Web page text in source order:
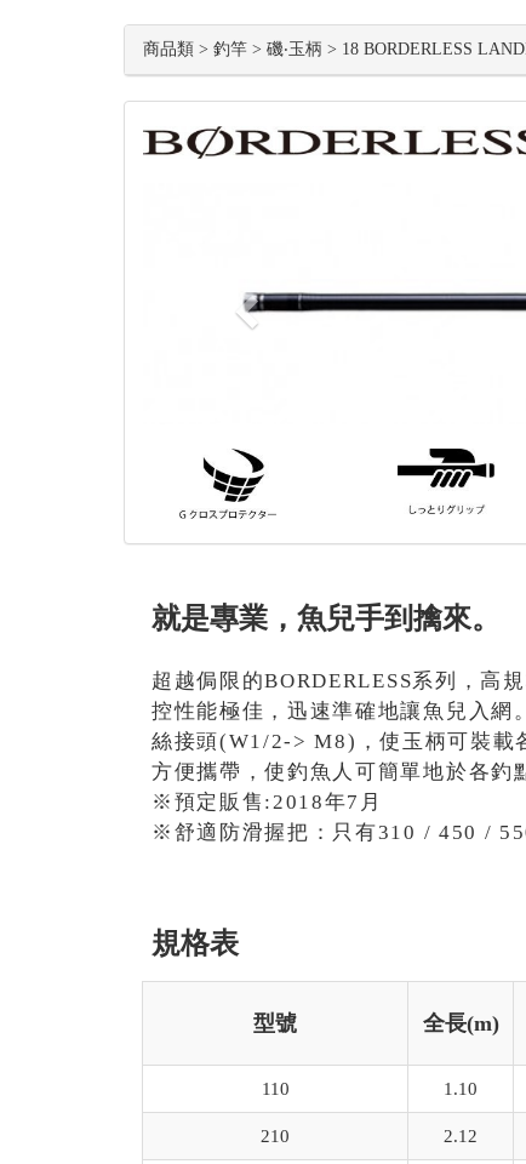
商品類 > 釣竿 > 磯‧玉柄 > 18 BORDERLESS
就是專業，魚兒手到擒來。
超越侷限的BORDERLESS系列，高
控性能極佳，迅速準確地讓魚兒入
絲接頭(W1/2-> M8)，使玉柄可裝載
方便攜帶，使釣魚人可簡單地於各釣
※預定販售:2018年7月
※舒適防滑握把：只有310 / 450 /
規格表
型號 全長(m)
110 1.10
210 2.12